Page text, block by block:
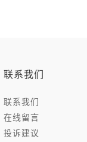
联系我们
联系我们
在线留言
投诉建议